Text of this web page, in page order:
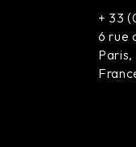
+ 33
6 rue
Paris,